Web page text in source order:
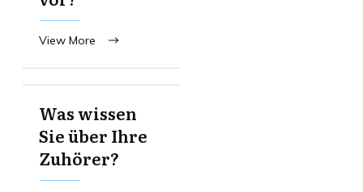
View More
Was wissen
Sie über Ihre
Zuhörer?